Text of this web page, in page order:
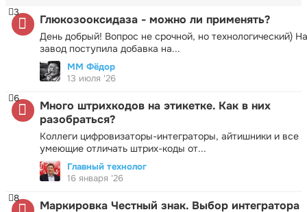
Глюкозооксидаза - можно ли применять?
День добрый! Вопрос не срочной, но технологический) На
завод поступила добавка на...
3
ММ Фёдор
13 июля '26
Много штрихкодов на этикетке. Как в них
разобраться?
Коллеги цифровизаторы-интеграторы, айтишники и все
умеющие отличать штрих-коды от...
6
Главный технолог
16 января '26
Маркировка Честный знак. Выбор интегратора
8